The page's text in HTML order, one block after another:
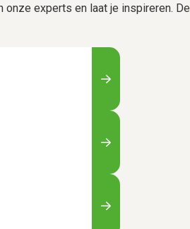
onze experts en laat je inspireren. De